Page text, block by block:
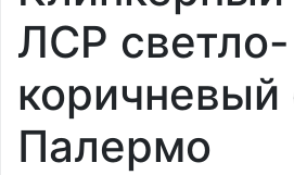
ЛСР светло-
Палермо